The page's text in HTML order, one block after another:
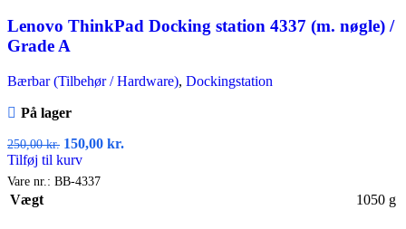
Lenovo ThinkPad Docking station 4337 (m. nøgle) /
Grade A
Bærbar (Tilbehør / Hardware), Dockingstation
På lager
250,00kr. 150,00 kr.
Tilføj til kurv
Vare nr.: BB-4337
Vægt 1050 g